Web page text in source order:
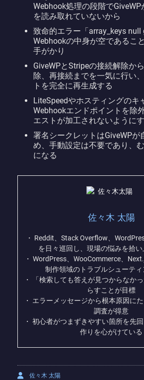
Webhook処理の段階でGiveWP
を読み取れていないから
致命的エラー「array_keys null
Webhookの中身が空であるこ
手がかり
GiveWPとStripeの接続解除か
除、再接続までを一気に行い
トを完全に再生成する
LiteSpeedやホスティングのキ
Webhookエンドポイントを除
エストが加工されないように
署名シークレットはGiveWPが
め、手動設定は不要であり、
になる
佐々木 太陽
・ Reddit、Stack Overflow、
を日々巡回し、現場の悩みを拾
・ WordPress、WooCommerce、
制作領域のトラブルシューティ
・ 「検索しても答えが見つからなか
らすことが目標
・ エラーメッセージから根本原因に
調査が得意
・ 初心者がつまずきやすい箇所を先
作りを心がけている
佐々木 太陽